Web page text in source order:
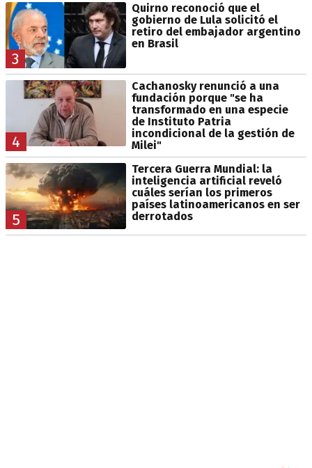
3
Quirno reconoció que el
gobierno de Lula solicitó el
retiro del embajador argentino
en Brasil
4
Cachanosky renunció a una
fundación porque "se ha
transformado en una especie
de Instituto Patria
incondicional de la gestión de
Milei"
5
Tercera Guerra Mundial: la
inteligencia artificial reveló
cuáles serían los primeros
países latinoamericanos en ser
derrotados